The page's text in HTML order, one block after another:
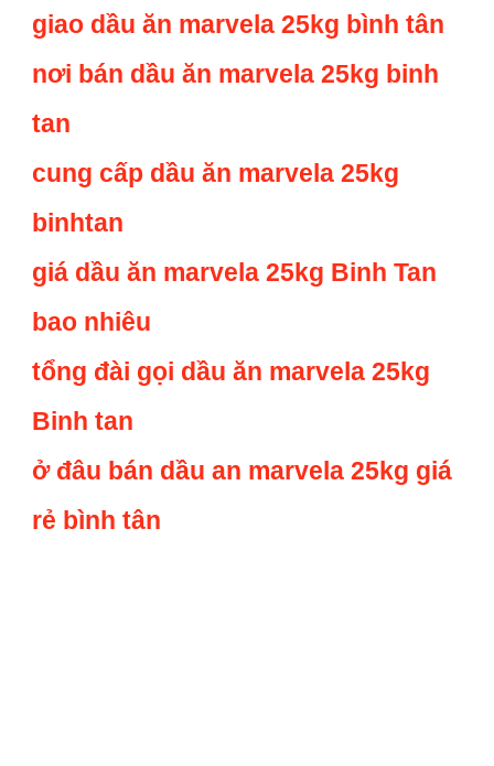
giao dầu ăn marvela 25kg bình tân
nơi bán dầu ăn marvela 25kg binh
tan
cung cấp dầu ăn marvela 25kg
binhtan
giá dầu ăn marvela 25kg Binh Tan
bao nhiêu
tổng đài gọi dầu ăn marvela 25kg
Binh tan
ở đâu bán dầu an marvela 25kg giá
rẻ bình tân